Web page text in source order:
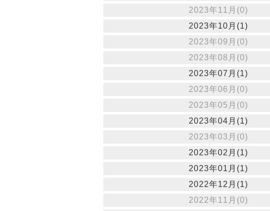
2023年11月(0)
2023年10月(1)
2023年09月(0)
2023年08月(0)
2023年07月(1)
2023年06月(0)
2023年05月(0)
2023年04月(1)
2023年03月(0)
2023年02月(1)
2023年01月(1)
2022年12月(1)
2022年11月(0)